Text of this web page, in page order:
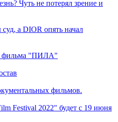
Чуть не потерял зрение и
а DIOR опять начал
фильма "ПИЛА"
фильмов.
Festival 2022" будет с 19 июня